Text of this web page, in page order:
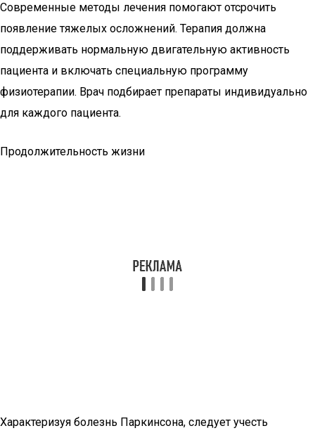
Современные методы лечения помогают отсрочить
появление тяжелых осложнений. Терапия должна
поддерживать нормальную двигательную активность
пациента и включать специальную программу
физиотерапии. Врач подбирает препараты индивидуально
для каждого пациента.
Продолжительность жизни
Характеризуя болезнь Паркинсона, следует учесть